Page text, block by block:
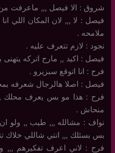
شروق : الا فيصل ,,, ماعرفت
فيصل : لا ,,, لان المكان اللي
ملامحه .
نجود : لازم تتعرف عليه .
فيصل : اكيد ,, مارح اتركه يتهنى
فرح : انا اتوقع سبزيرو .
فيصل : اصلا هالرجال شعرفه
فرح : هذا مو بس يعرف محلك ,,
منحاش .
نواف : مشالله ,,, طيب ,, ولو ان
بس بسئلك ,,, انتي شاللي خلاك
فرح : لاني اعرف تفكيرهم ,,,